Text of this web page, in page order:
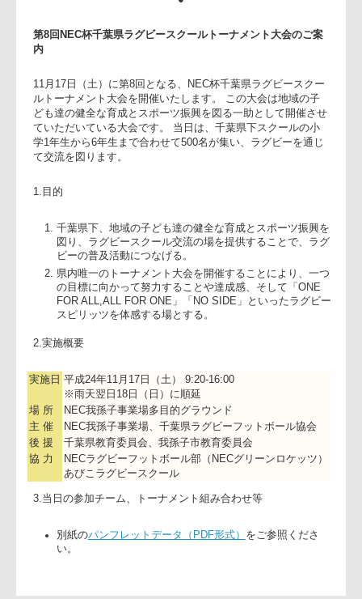
●
内
11月17日（土）に第8回となる、NEC杯千葉県ラグビースクー
ルトーナメント大会を開催いたします。 この大会は地域の子
ども達の健全な育成とスポーツ振興を図る一助として開催さ
学1年生から6年生まで合わせて500名が集い、ラグビーを通じ
1.目的
千葉県下、地域の子ども達の健全な育成とスポーツ振興
図り、ラグビースクール交流の場を提供することで、ラ
ビーの普及活動につなげる。
県内唯一のトーナメント大会を開催することにより、一
の目標に向かって努力することや達成感、そして「ONE
スピリッツを体感する場とする。
2.実施概要
実施日 平成24年11月17日（土） 9:20-16:00
※雨天翌日18日（日）に順延
主 催
NEC我孫子事業場、千葉県ラグビーフットボール協会
協 力 NECラグビーフットボール部（NECグリーンロケッツ